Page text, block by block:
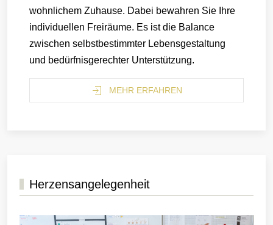
wohnlichem Zuhause. Dabei bewahren Sie Ihre
individuellen Freiräume. Es ist die Balance
zwischen selbstbestimmter Lebensgestaltung
und bedürfnisgerechter Unterstützung.
MEHR ERFAHREN
Herzensangelegenheit